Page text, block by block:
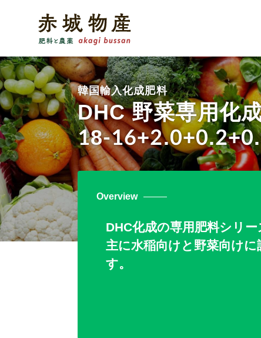
韓国輸入化成肥料
DHC 野菜専用化
18-
Overview
DHC化成の専用肥料シリー
主に水稲向けと野菜向け
す。